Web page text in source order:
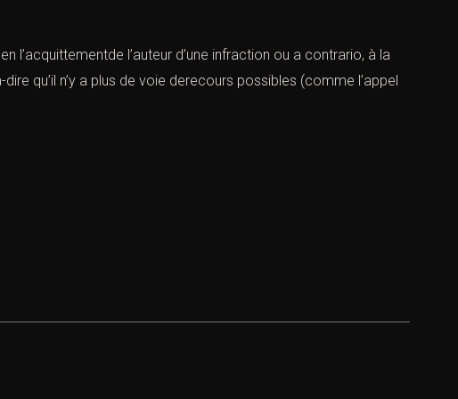
l’acquittementde l’auteur d’une infraction ou a contrario, à la
qu’il n’y a plus de voie derecours possibles (comme l’appel